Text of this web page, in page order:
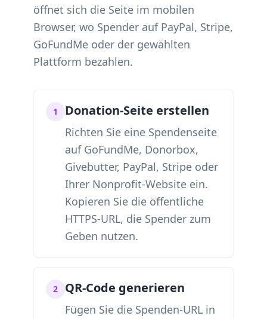
öffnet sich die Seite im mobilen
Browser, wo Spender auf PayPal, Stripe,
GoFundMe oder der gewählten
Plattform bezahlen.
1 Donation-Seite erstellen
Richten Sie eine Spendenseite
auf GoFundMe, Donorbox,
Givebutter, PayPal, Stripe oder
Ihrer Nonprofit-Website ein.
Kopieren Sie die öffentliche
HTTPS-URL, die Spender zum
Geben nutzen.
2 QR-Code generieren
Fügen Sie die Spenden-URL in